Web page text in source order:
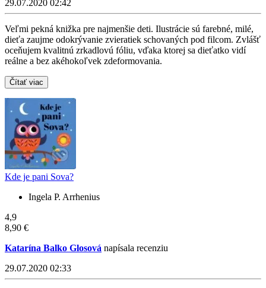
29.07.2020 02:42
Veľmi pekná knižka pre najmenšie deti. Ilustrácie sú farebné, milé,
dieťa zaujme odokrývanie zvieratiek schovaných pod filcom. Zvlášť
oceňujem kvalitnú zrkadlovú fóliu, vďaka ktorej sa dieťatko vidí
reálne a bez akéhokoľvek zdeformovania.
Čítať viac
Kde je pani Sova?
Ingela P. Arrhenius
4,9
8,90 €
Katarína Balko Glosová napísala recenziu
29.07.2020 02:33